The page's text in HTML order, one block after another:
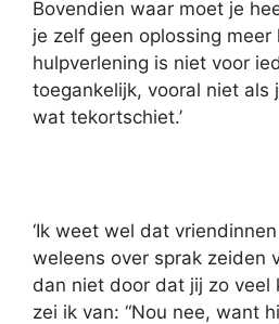
Bovendien waar moet je
je zelf geen oplossing meer
hulpverlening is niet voor
toegankelijk, vooral niet als
wat tekortschiet.’
‘Ik weet wel dat
weleens over sprak zeiden
dan niet door dat jij zo veel
zei ik van: “Nou nee, want